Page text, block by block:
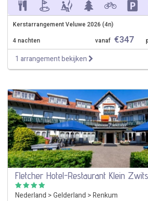
Kerstarrangement Veluwe 2026 (4n)
4 nachten
vanaf €347
1 arrangement bekijken
Fletcher Hotel-Restaurant Klein
Nederland >Gelderland >Renkum